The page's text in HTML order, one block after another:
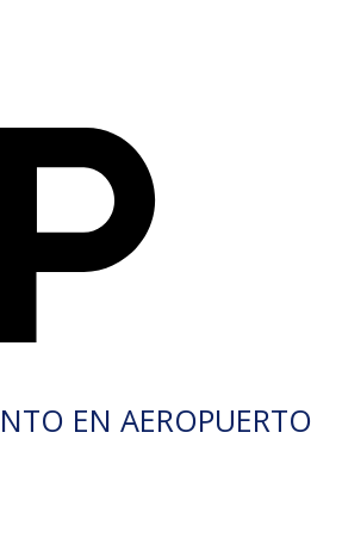
EN AEROPUERTO